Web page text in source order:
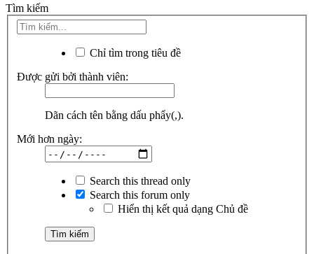
Tìm kiếm
Chỉ tìm trong tiêu đề
Được gửi bởi thành viên:
Dãn cách tên bằng dấu phẩy(,).
Mới hơn ngày:
Search this thread only
Search this forum only
Hiển thị kết quả dạng Chủ đề